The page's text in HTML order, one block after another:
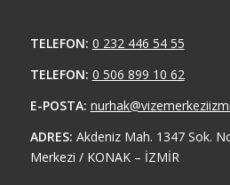
TELEFON: 0 232 446 54 55
TELEFON: 0 506 899 10 62
E-POSTA:
ADRES: Akdeniz Mah. 1347 Sok.
Merkezi / KONAK – İZMİR